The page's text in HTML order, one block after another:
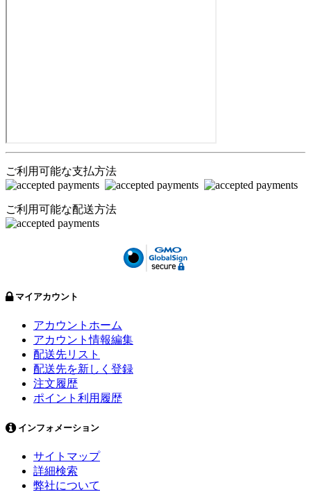
ご利用可能な支払方法
ご利用可能な配送方法
マイアカウント
アカウントホーム
アカウント情報編集
配送先リスト
配送先を新しく登録
注文履歴
ポイント利用履歴
インフォメーション
サイトマップ
詳細検索
弊社について